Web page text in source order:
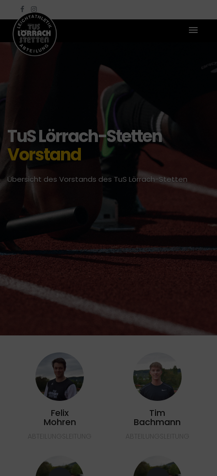
TuS Lörrach-Stetten
Vorstand
Übersicht des Vorstands des TuS Lörrach-Stetten
Felix
Mohren
Tim
Bachmann